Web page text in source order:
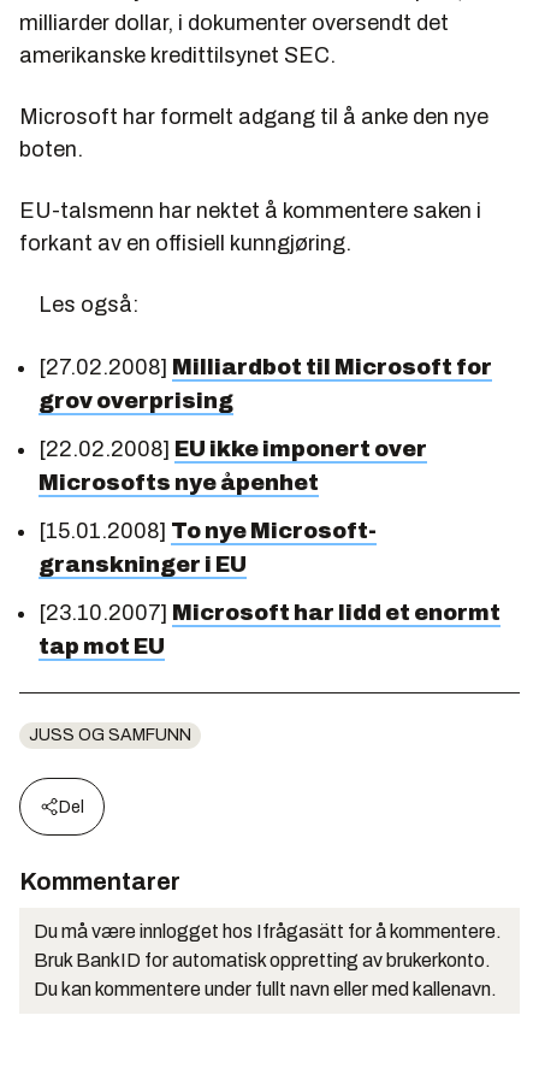
milliarder dollar, i dokumenter oversendt det
amerikanske kredittilsynet SEC.
Microsoft har formelt adgang til å anke den nye
boten.
EU-talsmenn har nektet å kommentere saken i
forkant av en offisiell kunngjøring.
Les også:
[27.02.2008] Milliardbot til Microsoft for
grov overprising
[22.02.2008] EU ikke imponert over
Microsofts nye åpenhet
[15.01.2008] To nye Microsoft-
granskninger i EU
[23.10.2007] Microsoft har lidd et enormt
tap mot EU
JUSS OG SAMFUNN
Del
Kommentarer
Du må være innlogget hos Ifrågasätt for å kommentere.
Bruk BankID for automatisk oppretting av brukerkonto.
Du kan kommentere under fullt navn eller med kallenavn.